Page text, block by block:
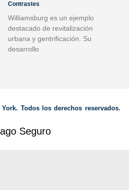
Contrastes
Williamsburg es un ejemplo
destacado de revitalización
urbana y gentrificación. Su
desarrollo
Todos los derechos reservados.